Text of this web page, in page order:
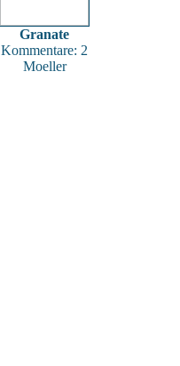
Granate
Kommentare: 2
Moeller